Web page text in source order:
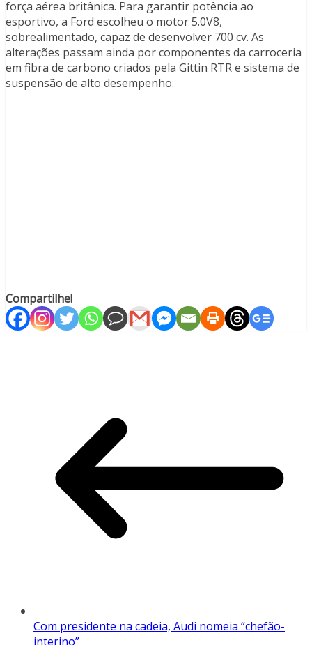
força aérea britânica. Para garantir potência ao
esportivo, a Ford escolheu o motor 5.0V8,
sobrealimentado, capaz de desenvolver 700 cv. As
alterações passam ainda por componentes da carroceria
em fibra de carbono criados pela Gittin RTR e sistema de
suspensão de alto desempenho.
Compartilhe!
Com presidente na cadeia, Audi nomeia “chefão-
interino”